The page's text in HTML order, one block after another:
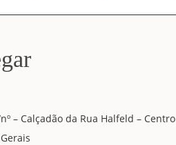
– Calçadão da Rua Halfeld – Centro